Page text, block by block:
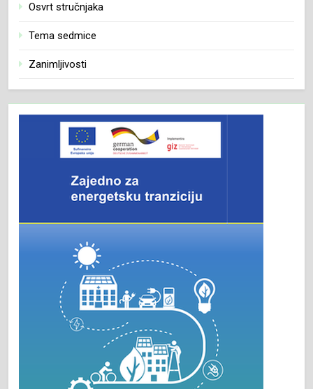
Osvrt stručnjaka
Tema sedmice
Zanimljivosti